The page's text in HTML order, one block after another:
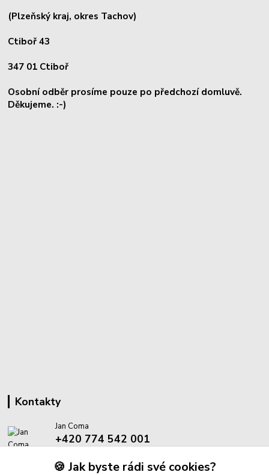
(Plzeňský kraj, okres Tachov)
Ctiboř 43
347 01 Ctiboř
Osobní odběr prosíme pouze po předchozí domluvě.
Děkujeme. :-)
Kontakty
Jan Coma
+420 774 542 001
🍪 Jak byste rádi své cookies?